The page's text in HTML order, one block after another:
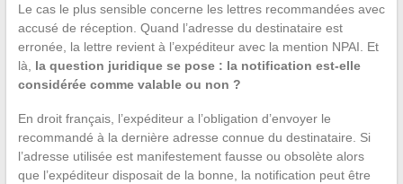
Le cas le plus sensible concerne les lettres recommandées avec
accusé de réception. Quand l’adresse du destinataire est
erronée, la lettre revient à l’expéditeur avec la mention NPAI. Et
là, la question juridique se pose : la notification est-elle
considérée comme valable ou non ?
En droit français, l’expéditeur a l’obligation d’envoyer le
recommandé à la dernière adresse connue du destinataire. Si
l’adresse utilisée est manifestement fausse ou obsolète alors
que l’expéditeur disposait de la bonne, la notification peut être